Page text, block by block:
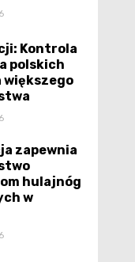
Kontrola
polskich
większego
zapewnia
hulajnóg
w